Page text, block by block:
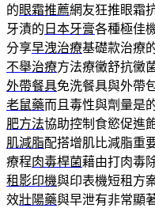
的眼霜推薦網友狂推眼霜
牙漬的 日本牙膏各種極佳
分享早洩治療基礎款治療
不舉治療方法療黴舒抗黴
外帶餐具免洗餐具與外帶
老鼠藥而且毒性與劑量是
肥方法協助控制食慾促進
肌減脂配搭增肌比減脂重
療程肉毒桿菌藉由打肉毒
租影印機與印表機短租方
效壯陽藥與早泄有非常顯